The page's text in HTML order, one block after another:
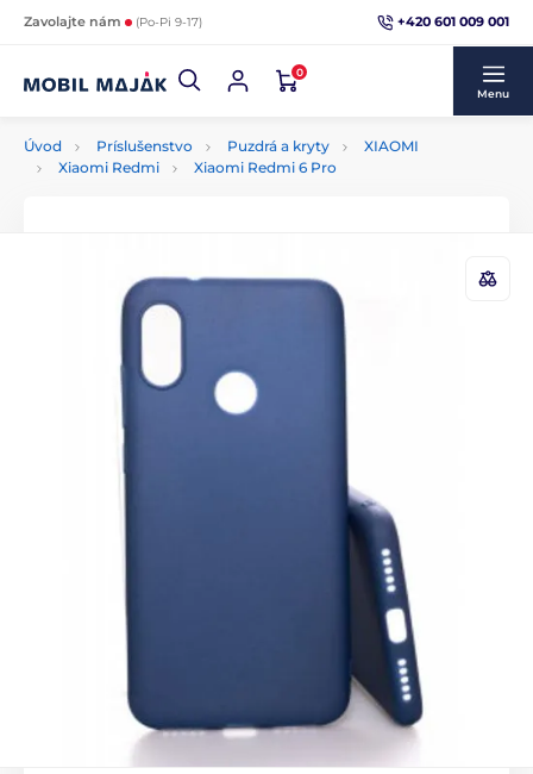
Zavolajte nám (Po-Pi 9-17) +420 601 009 001
0
Menu
Úvod Príslušenstvo Puzdrá a kryty
XIAOMI
Xiaomi Redmi
Xiaomi Redmi 6 Pro